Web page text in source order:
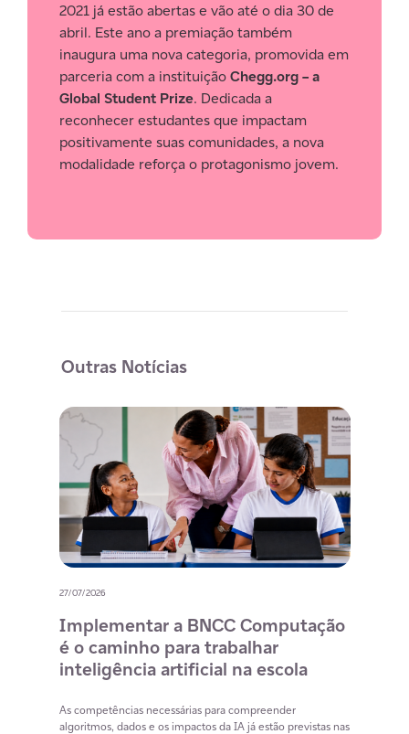
2021 já estão abertas e vão até o dia 30 de
abril. Este ano a premiação também
inaugura uma nova categoria, promovida em
parceria com a instituiçãoChegg.org – a
Global Student Prize. Dedicada a
reconhecer estudantes que impactam
positivamente suas comunidades, a nova
modalidade reforça o protagonismo jovem.
Outras Notícias
27/07/2026
Implementar a BNCC Computação
é o caminho para trabalhar
inteligência artificial na escola
As competências necessárias para compreender
algoritmos, dados e os impactos da IA já estão previstas nas